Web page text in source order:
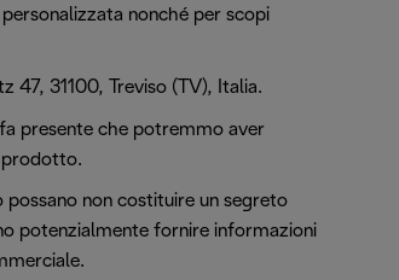
nonché per scopi
47, 31100, Treviso (TV), Italia.
presente che potremmo aver
prodotto.
non costituire un segreto
potenzialmente fornire informazioni